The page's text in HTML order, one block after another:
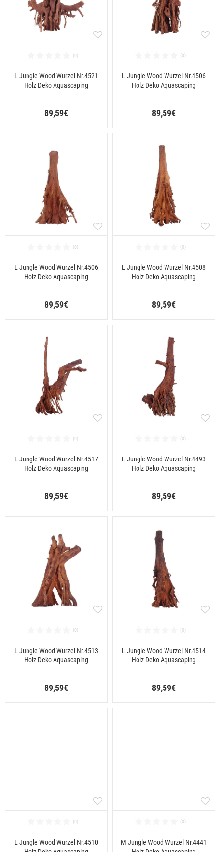
L Jungle Wood Wurzel Nr.4521
Holz Deko Aquascaping
89,59€
L Jungle Wood Wurzel Nr.4506
Holz Deko Aquascaping
89,59€
L Jungle Wood Wurzel Nr.4506
Holz Deko Aquascaping
89,59€
L Jungle Wood Wurzel Nr.4508
Holz Deko Aquascaping
89,59€
L Jungle Wood Wurzel Nr.4517
Holz Deko Aquascaping
89,59€
L Jungle Wood Wurzel Nr.4493
Holz Deko Aquascaping
89,59€
L Jungle Wood Wurzel Nr.4513
Holz Deko Aquascaping
89,59€
L Jungle Wood Wurzel Nr.4514
Holz Deko Aquascaping
89,59€
L Jungle Wood Wurzel Nr.4510
M Jungle Wood Wurzel Nr.4441